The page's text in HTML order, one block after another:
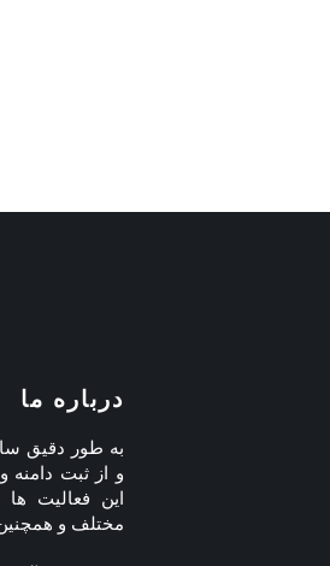
درباره ما
و از ثبت
این فعالیت
مختلف و